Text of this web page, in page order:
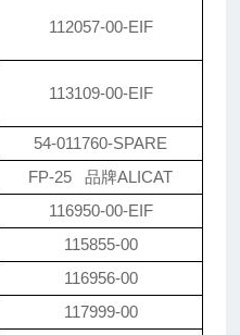
112057-00-EIF
113109-00-EIF
54-011760-SPARE
FP-25 品牌ALICAT
116950-00-EIF
115855-00
116956-00
117999-00